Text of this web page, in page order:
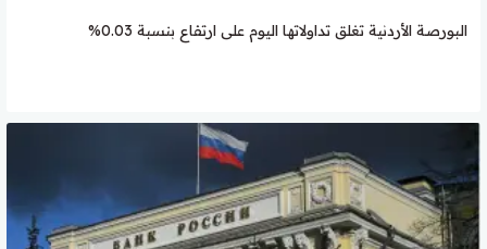
البورصة الأردنية تغلق تداولاتها اليوم على ارتفاع بنسبة 0.03%